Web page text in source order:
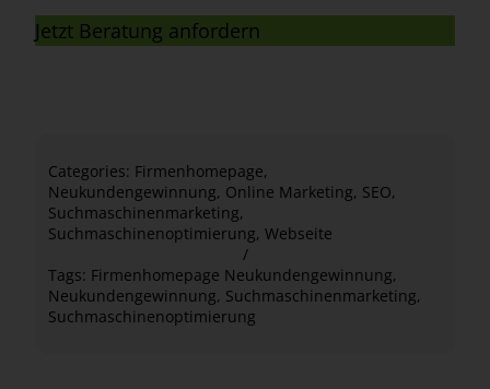
Jetzt Beratung anfordern
Categories: Firmenhomepage,
Neukundengewinnung, Online Marketing, SEO,
Suchmaschinenmarketing,
Suchmaschinenoptimierung, Webseite
/
Tags: Firmenhomepage Neukundengewinnung,
Neukundengewinnung, Suchmaschinenmarketing,
Suchmaschinenoptimierung